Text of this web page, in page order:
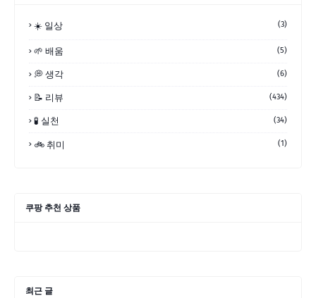
☀️ 일상 (3)
🌱 배움 (5)
💭 생각 (6)
📝 리뷰 (434)
🧪 실천 (34)
🚲 취미 (1)
쿠팡 추천 상품
최근 글